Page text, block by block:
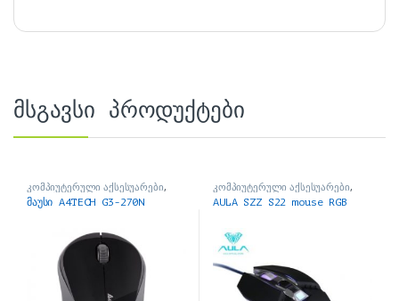
მსგავსი პროდუქტები
კომპიუტერული აქსესუარები,
მაუსები
მაუსი A4TECH G3-270N
კომპიუტერული აქსესუარები,
მაუსები
AULA SZZ S22 mouse RGB